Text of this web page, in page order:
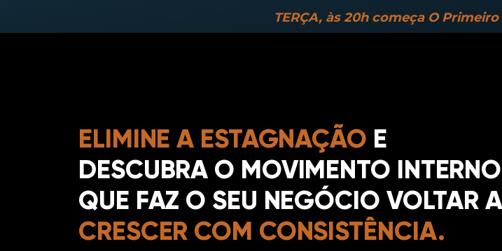
TERÇA, às 20h começaO Primeiro
ELIMINE A ESTAGNAÇÃO E
DESCUBRA O MOVIMENTO INTERNO
QUE FAZ O SEU NEGÓCIO VOLTAR A
CRESCER COM CONSISTÊNCIA.